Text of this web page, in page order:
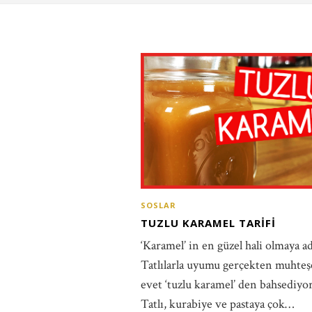
SOSLAR
TUZLU KARAMEL TARIFI
‘Karamel’ in en güzel hali olmaya
Tatlılarla uyumu gerçekten
evet ‘tuzlu karamel’ den
Tatlı, kurabiye ve pastaya çok…